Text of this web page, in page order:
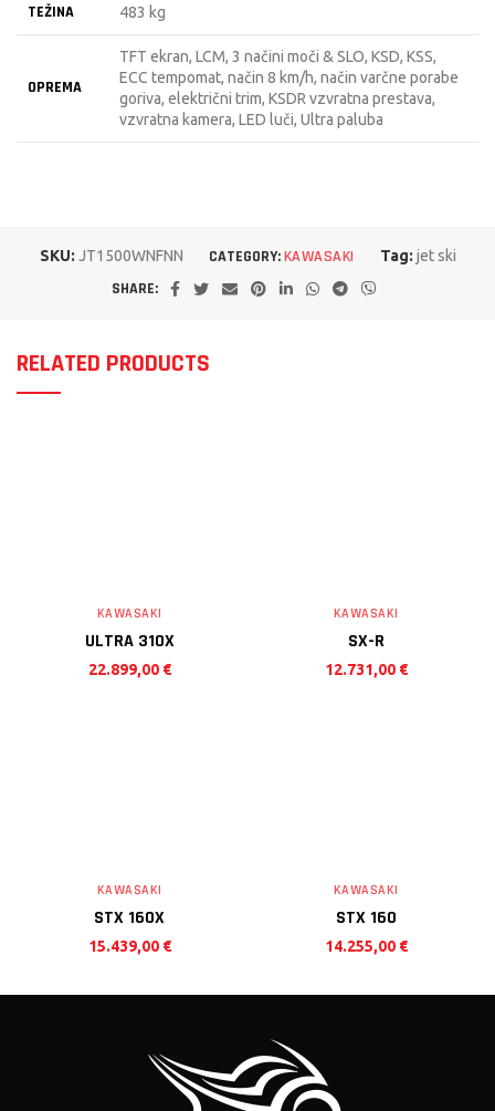
TEŽINA 483 kg
OPREMA
TFT ekran, LCM, 3 načini moči & SLO, KSD, KSS,
ECC tempomat, način 8 km/h, način varčne porabe
goriva, električni trim, KSDR vzvratna prestava,
vzvratna kamera, LED luči, Ultra paluba
SKU: JT1500WNFNN CATEGORY:KAWASAKI Tag: jet ski
SHARE:
RELATED PRODUCTS
ULTRA 310X
KAWASAKI
22.899,00 €
SX-R
KAWASAKI
12.731,00 €
STX 160X
KAWASAKI
15.439,00 €
STX 160
KAWASAKI
14.255,00 €